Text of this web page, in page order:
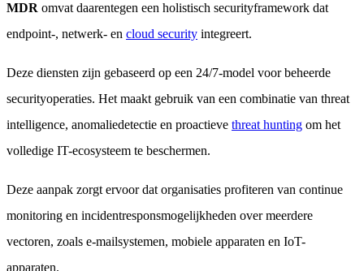
MDR omvat daarentegen een holistisch securityframework dat
endpoint-, netwerk- en cloud security integreert.
Deze diensten zijn gebaseerd op een 24/7-model voor beheerde
securityoperaties. Het maakt gebruik van een combinatie van threat
intelligence, anomaliedetectie en proactieve threat hunting om het
volledige IT-ecosysteem te beschermen.
Deze aanpak zorgt ervoor dat organisaties profiteren van continue
monitoring en incidentresponsmogelijkheden over meerdere
vectoren, zoals e-mailsystemen, mobiele apparaten en IoT-
apparaten.